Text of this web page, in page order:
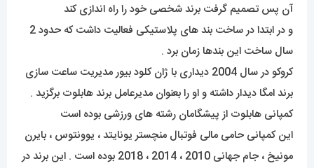
آن پس تصمیم گرفت برند شخصی خود را راه اندازی کند
و در ابتدا در ساخت بند های پلاستیکی فعالیت داشت که حدود 2
سال ساخت این بندها زمان برد .
کروکو در سال 2004 دیداری با ژان کلود بیور مدیریت ساعت سازی
برند امگا دیدار داشته و او را بعنوان مدیرعامل برند هابلوت برگزید .
کمپانی هابلوت از پیشگامان رشته های ورزشی بوده است
این کمپانی حامی مالی فوتبال منچستر یونایتد ، یوونتوس ، بایرن
مونیخ ، جام جهانی 2010 ، 2014 ، 2018 بوده است . این برند در